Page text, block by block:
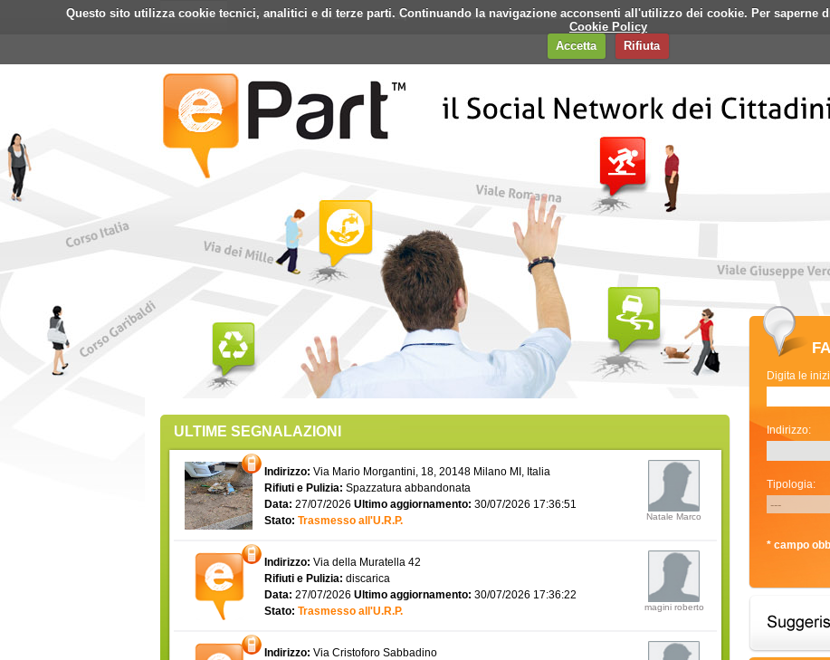
Questo sito utilizza cookie tecnici, analitici e di terze parti. Continuando la navigazione acconsenti all'utilizzo dei cookie. Per saperne
Cookie Policy
Accetta
Rifiuta
Home ePart Mobile Faq Contatti Banner
ULTIME SEGNALAZIONI
Indirizzo: Via Mario Morgantini, 18, 20148 Milano MI, Italia
Rifiuti e Pulizia: Spazzatura abbandonata
Data: 27/07/2026 Ultimo aggiornamento: 30/07/2026 17:36:51
Stato: Trasmesso all'U.R.P. Natale Marco
Indirizzo: Via della Muratella 42
Rifiuti e Pulizia: discarica
Data: 27/07/2026 Ultimo aggiornamento: 30/07/2026 17:36:22
Stato: Trasmesso all'U.R.P. magini roberto
Indirizzo: Via Cristoforo Sabbadino
Digita le
Indirizzo:
Tipologia:
* campo